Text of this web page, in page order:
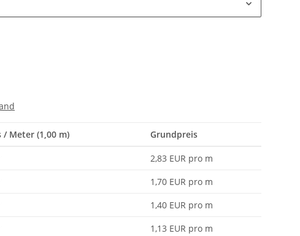
/ Meter (1,00 m) Grundpreis
2,83 EUR pro m
1,70 EUR pro m
1,40 EUR pro m
1,13 EUR pro m